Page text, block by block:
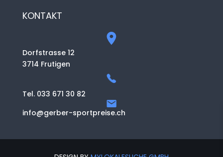
KONTAKT
Dorfstrasse 12
3714 Frutigen
Tel. 033 671 30 82
info@gerber-sportpreise.ch